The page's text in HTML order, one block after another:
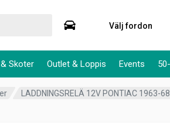
Skoter Outlet & Loppis Events
Välj fordon
LADDNINGSRELÄ 12V PONTIAC 1963-